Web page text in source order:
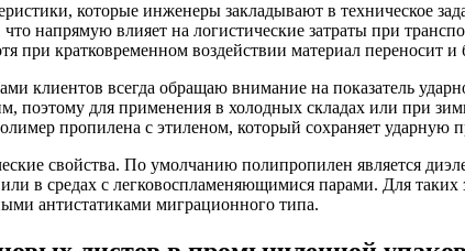
которые инженеры закладывают в техническое
напрямую влияет на логистические затраты при
при кратковременном воздействии материал переносит и
клиентов всегда обращаю внимание на показатель
поэтому для применения в холодных складах или при
пропилена с этиленом, который сохраняет ударную
свойства. По умолчанию полипропилен является
в средах с легковоспламеняющимися парами. Для
антистатиками миграционного типа.